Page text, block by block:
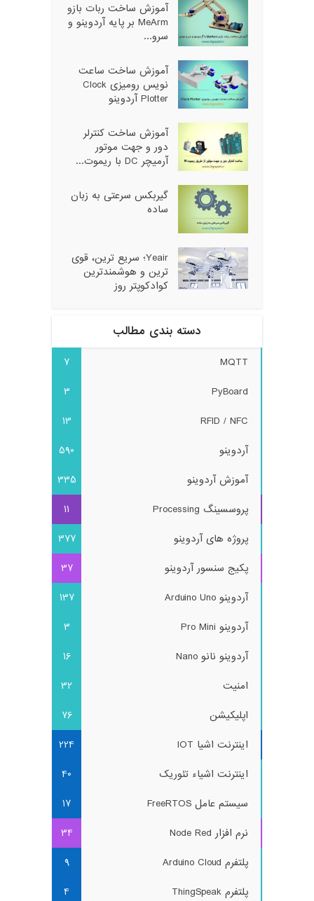
آموزش ساخت ربات بازو
MeArm بر پایه آردوینو و
سرو...
آموزش ساخت ساعت
نویس رومیزی Clock
Plotter آردوینو
آموزش ساخت کنترلر
دور و جهت موتور
آرمیچر DC با ریموت...
گیربکس سرعتی به زبان
ساده
Yeair؛ سریع ترین، قوی
ترین و هوشمندترین
کوادکوپتر روز
دسته بندی مطالب
MQTT
7
PyBoard
3
RFID / NFC
13
آردوینو
590
آموزش آردوینو
335
پروسسینگ Processing
11
پروژه های آردوینو
377
پکیج سنسور آردوینو
37
آردوینو Arduino Uno
137
آردوینو Pro Mini
3
آردوینو نانو Nano
16
امنیت
32
اپلیکیشن
76
اینترنت اشیا IOT
224
اینترنت اشیاء تئوریک
40
سیستم عامل FreeRTOS
17
نرم افزار Node Red
34
پلتفرم Arduino Cloud
9
پلتفرم ThingSpeak
4